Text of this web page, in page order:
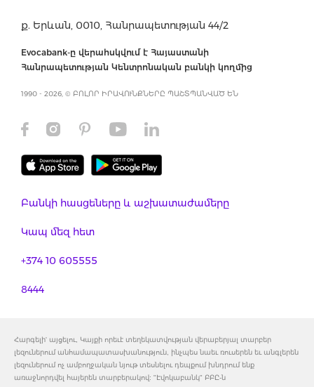
ք. Երևան, 0010, Հանրապետության 44/2
Evocabank-ը վերահսկվում է Հայաստանի
Հանրապետության Կենտրոնական բանկի կողմից
1990 - 2026, © ԲՈԼՈՐ ԻՐԱՎՈՒՆՔՆԵՐԸ ՊԱՇՏՊԱՆՎԱԾ ԵՆ
Բանկի հասցեները և աշխատաժամերը
Կապ մեզ հետ
+374 10 605555
8444
Հարգելի' այցելու, Կայքի որեւէ տեղեկատվության վերաբերյալ տարբեր
լեզուներում անհամապատասխանություն, ինչպես նաեւ ռուսերեն եւ անգլերեն
լեզուներում ոչ ամբողջական նյութ տեսնելու դեպքում խնդրում ենք
առաջնորդվել հայերեն տարբերակով: "Էվոկաբանկ" ԲԲԸ-ն